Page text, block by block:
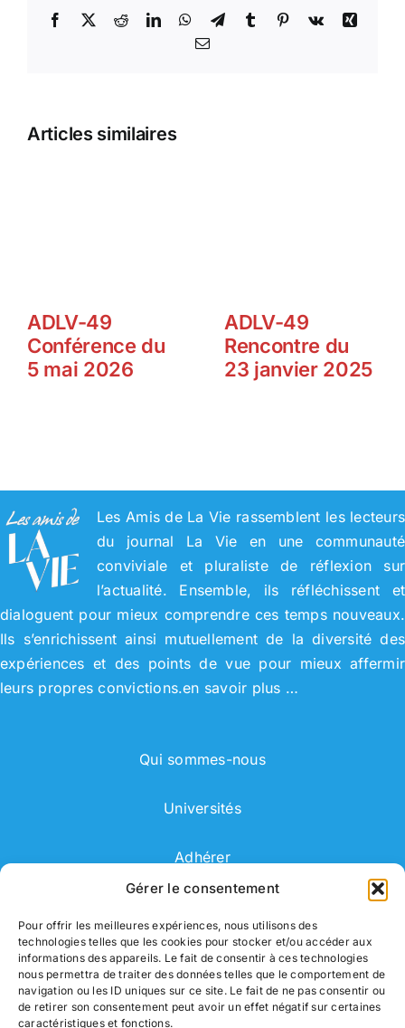
Gérer le consentement
Pour offrir les meilleures expériences, nous utilisons des
technologies telles que les cookies pour stocker et/ou accéder aux
informations des appareils. Le fait de consentir à ces technologies
nous permettra de traiter des données telles que le comportement de
navigation ou les ID uniques sur ce site. Le fait de ne pas consentir ou
de retirer son consentement peut avoir un effet négatif sur certaines
caractéristiques et fonctions.
Facebook
X RedditLinkedInWhatsApp
TelegramTumblr Pinterest
Vk
Xing
Email
Articles similaires
ADLV-49
Conférence du
5 mai 2026
ADLV-49
Rencontre du
23 janvier 2025
Les Amis de La Vie rassemblent les lecteurs
du journal La Vie en une communauté
conviviale et pluraliste de réflexion sur
l’actualité. Ensemble, ils réfléchissent et
dialoguent pour mieux comprendre ces temps nouveaux.
Ils s’enrichissent ainsi mutuellement de la diversité des
expériences et des points de vue pour mieux affermir
leurs propres convictions.en savoir plus …
Qui sommes-nous
Universités
Adhérer
Correspondant